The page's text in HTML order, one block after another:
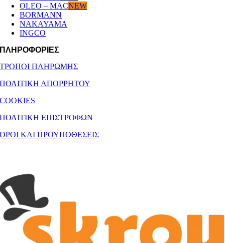
OLEO – MACNEW
BORMANN
NAKAYAMA
INGCO
ΠΛΗΡΟΦΟΡΙΕΣ
ΤΡΟΠΟΙ ΠΛΗΡΩΜΗΣ
ΠΟΛΙΤΙΚΗ ΑΠΟΡΡΗΤΟΥ
COOKIES
ΠΟΛΙΤΙΚΗ ΕΠΙΣΤΡΟΦΩΝ
ΟΡΟΙ ΚΑΙ ΠΡΟΥΠΟΘΕΣΕΙΣ